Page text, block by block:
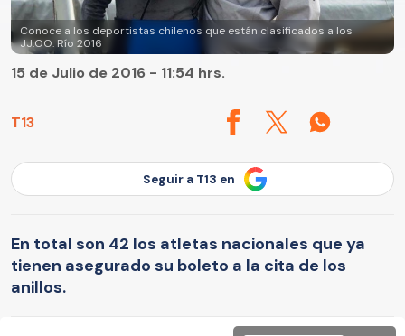
Conoce a los deportistas chilenos que están clasificados a los
JJ.OO. Río 2016
T13
15 de Julio de 2016 - 11:54 hrs.
Seguir a T13 en
En total son 42 los atletas nacionales que ya
tienen asegurado su boleto a la cita de los
anillos.